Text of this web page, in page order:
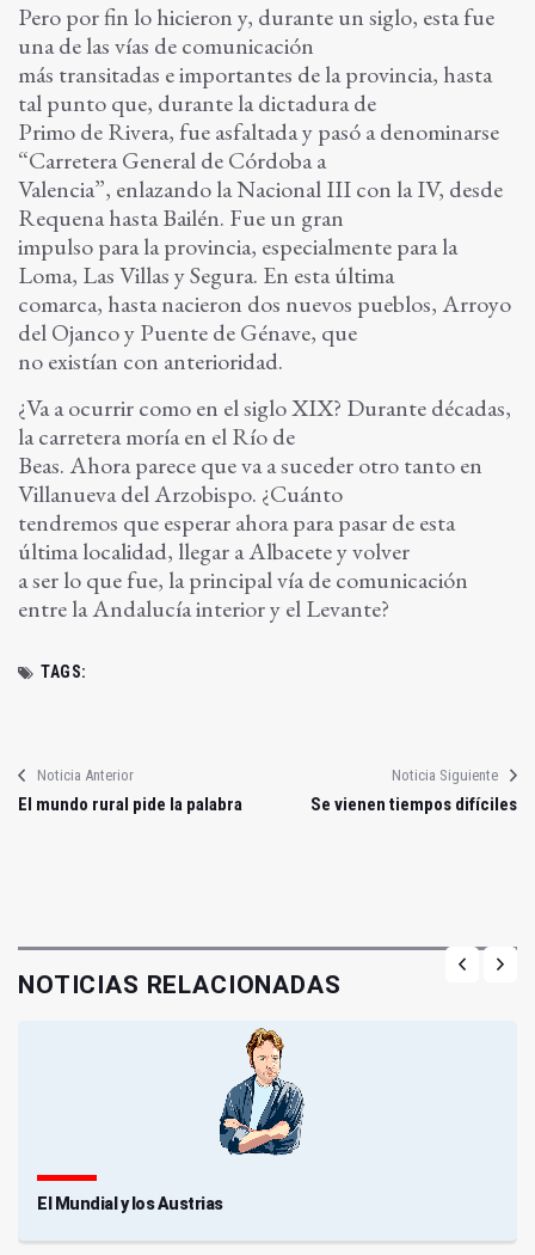
Pero por fin lo hicieron y, durante un siglo, esta fue
una de las vías de comunicación
más transitadas e importantes de la provincia, hasta
tal punto que, durante la dictadura de
Primo de Rivera, fue asfaltada y pasó a denominarse
“Carretera General de Córdoba a
Valencia”, enlazando la Nacional III con la IV, desde
Requena hasta Bailén. Fue un gran
impulso para la provincia, especialmente para la
Loma, Las Villas y Segura. En esta última
comarca, hasta nacieron dos nuevos pueblos, Arroyo
del Ojanco y Puente de Génave, que
no existían con anterioridad.
¿Va a ocurrir como en el siglo XIX? Durante décadas,
la carretera moría en el Río de
Beas. Ahora parece que va a suceder otro tanto en
Villanueva del Arzobispo. ¿Cuánto
tendremos que esperar ahora para pasar de esta
última localidad, llegar a Albacete y volver
a ser lo que fue, la principal vía de comunicación
entre la Andalucía interior y el Levante?
TAGS:
Noticia Anterior
El mundo rural pide la palabra
Noticia Siguiente
Se vienen tiempos difíciles
NOTICIAS RELACIONADAS
El Mundial y los Austrias